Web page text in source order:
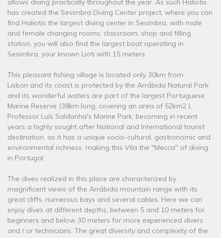
allows diving practically throughout the year. As such Haliotis
has created the Sesimbra Diving Center project, where you can
find Haliotis the largest diving center in Sesimbra, with male
and female changing rooms, classroom, shop and filling
station, you will also find the largest boat operating in
Sesimbra, your known Lioti with 15 meters.
This pleasant fishing village is located only 30km from
Lisbon and its coast is protected by the Arrábida Natural Park
and its wonderful waters are part of the largest Portuguese
Marine Reserve (38km long, covering an area of ​​52km2 ),
Professor Luís Saldanha's Marine Park, becoming in recent
years a highly sought after National and International tourist
destination, as it has a unique socio-cultural, gastronomic and
environmental richness, making this Vila the "Mecca" of diving
in Portugal.
The dives realized in this place are characterized by
magnificent views of the Arrábida mountain range with its
great cliffs, numerous bays and several cables. Here we can
enjoy dives at different depths, between 5 and 10 meters for
beginners and below 30 meters for more experienced divers
and / or technicians. The great diversity and complexity of the